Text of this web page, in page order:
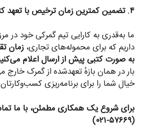
۴. تضمین کمترین زمان ترخیص با تعهد کتبی
ما به‌قدری به کارایی تیم گمرکی خود در
داریم که برای محموله‌های تجاری، زمان
به صورت کتبی پیش از ارسال اعلام
بار در همان بازهٔ تعهدشده از گمرک خارج
خیال شما را برای برنامه‌ریزی
برای شروع یک همکاری مطمئن، با ما
(۵۷۶۶۹-۰۲۱)